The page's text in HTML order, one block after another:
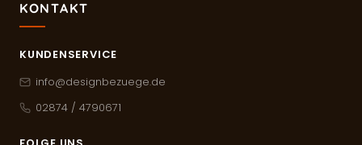
KONTAKT
KUNDENSERVICE
info@designbezuege.de
02874 / 4790671